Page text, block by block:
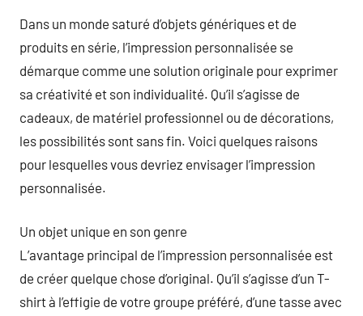
Dans un monde saturé d’objets génériques et de
produits en série, l’impression personnalisée se
démarque comme une solution originale pour exprimer
sa créativité et son individualité. Qu’il s’agisse de
cadeaux, de matériel professionnel ou de décorations,
les possibilités sont sans fin. Voici quelques raisons
pour lesquelles vous devriez envisager l’impression
personnalisée.
Un objet unique en son genre
L’avantage principal de l’impression personnalisée est
de créer quelque chose d’original. Qu’il s’agisse d’un T-
shirt à l’effigie de votre groupe préféré, d’une tasse avec